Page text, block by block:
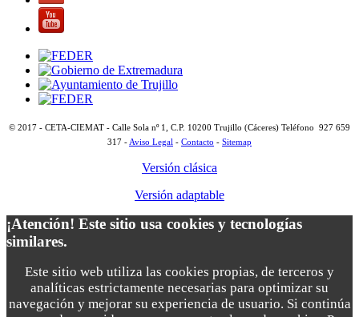
© 2017 - CETA-CIEMAT - Calle Sola nº 1, C.P. 10200 Trujillo (Cáceres) Teléfono 927 659
317 - Aviso Legal - Contacto - Sitemap
Versión clásica
Versión adaptable
¡Atención! Este sitio usa cookies y tecnologías
similares.
Este sitio web utiliza las cookies propias, de terceros y
analíticas estrictamente necesarias para optimizar su
navegación y mejorar su experiencia de usuario. Si continúa